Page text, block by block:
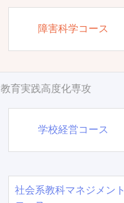
障害科学コース
教育実践高度化専攻
学校経営コース
社会系教科マネジメント